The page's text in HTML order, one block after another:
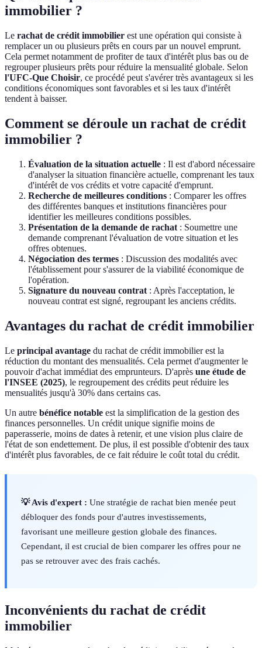
immobilier ?
Le rachat de crédit immobilier est une opération qui consiste à
remplacer un ou plusieurs prêts en cours par un nouvel emprunt.
Cela permet notamment de profiter de taux d'intérêt plus bas ou de
regrouper plusieurs prêts pour réduire la mensualité globale. Selon
l'UFC-Que Choisir, ce procédé peut s'avérer très avantageux si les
conditions économiques sont favorables et si les taux d'intérêt
tendent à baisser.
Comment se déroule un rachat de crédit
immobilier ?
Évaluation de la situation actuelle : Il est d'abord nécessaire
d'analyser la situation financière actuelle, comprenant les taux
d'intérêt de vos crédits et votre capacité d'emprunt.
Recherche de meilleures conditions : Comparer les offres
des différentes banques et institutions financières pour
identifier les meilleures conditions possibles.
Présentation de la demande de rachat : Soumettre une
demande comprenant l'évaluation de votre situation et les
offres obtenues.
Négociation des termes : Discussion des modalités avec
l'établissement pour s'assurer de la viabilité économique de
l'opération.
Signature du nouveau contrat : Après l'acceptation, le
nouveau contrat est signé, regroupant les anciens crédits.
Avantages du rachat de crédit immobilier
Le principal avantage du rachat de crédit immobilier est la
réduction du montant des mensualités. Cela permet d'augmenter le
pouvoir d'achat immédiat des emprunteurs. D'après une étude de
l'INSEE (2025), le regroupement des crédits peut réduire les
mensualités jusqu'à 30% dans certains cas.
Un autre bénéfice notable est la simplification de la gestion des
finances personnelles. Un crédit unique signifie moins de
paperasserie, moins de dates à retenir, et une vision plus claire de
l'état de son endettement. De plus, il est possible d'obtenir des taux
d'intérêt plus favorables, de ce fait réduire le coût total du crédit.
💡 Avis d'expert : Une stratégie de rachat bien menée peut
débloquer des fonds pour d'autres investissements,
favorisant une meilleure gestion globale des finances.
Cependant, il est crucial de bien comparer les offres pour ne
pas se retrouver avec des frais cachés.
Inconvénients du rachat de crédit
immobilier